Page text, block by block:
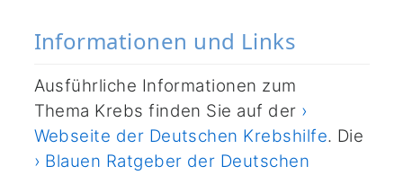
Informationen und Links
Ausführliche Informationen zum
Thema Krebs finden Sie auf der ›
Webseite der Deutschen Krebshilfe. Die
› Blauen Ratgeber der Deutschen